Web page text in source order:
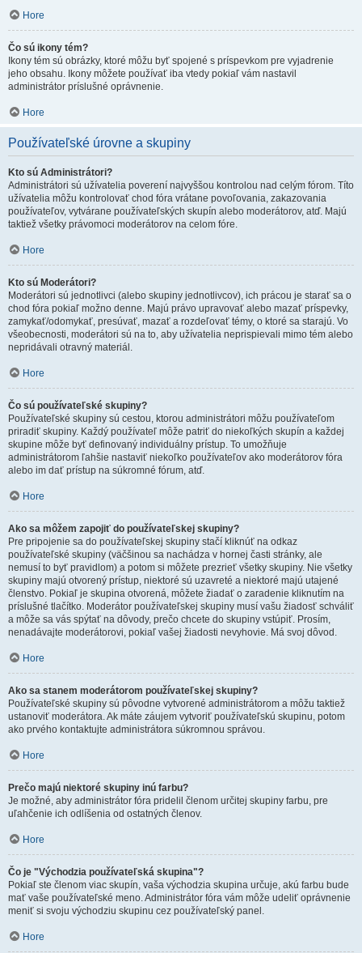
Hore
Čo sú ikony tém?
Ikony tém sú obrázky, ktoré môžu byť spojené s príspevkom pre vyjadrenie
jeho obsahu. Ikony môžete používať iba vtedy pokiaľ vám nastavil
administrátor príslušné oprávnenie.
Hore
Používateľské úrovne a skupiny
Kto sú Administrátori?
Administrátori sú užívatelia poverení najvyššou kontrolou nad celým fórom. Títo
užívatelia môžu kontrolovať chod fóra vrátane povoľovania, zakazovania
používateľov, vytvárane používateľských skupín alebo moderátorov, atď. Majú
taktiež všetky právomoci moderátorov na celom fóre.
Hore
Kto sú Moderátori?
Moderátori sú jednotlivci (alebo skupiny jednotlivcov), ich prácou je starať sa o
chod fóra pokiaľ možno denne. Majú právo upravovať alebo mazať príspevky,
zamykať/odomykať, presúvať, mazať a rozdeľovať témy, o ktoré sa starajú. Vo
všeobecnosti, moderátori sú na to, aby užívatelia neprispievali mimo tém alebo
nepridávali otravný materiál.
Hore
Čo sú používateľské skupiny?
Používateľské skupiny sú cestou, ktorou administrátori môžu používateľom
priradiť skupiny. Každý používateľ môže patriť do niekoľkých skupín a každej
skupine môže byť definovaný individuálny prístup. To umožňuje
administrátorom ľahšie nastaviť niekoľko používateľov ako moderátorov fóra
alebo im dať prístup na súkromné fórum, atď.
Hore
Ako sa môžem zapojiť do používateľskej skupiny?
Pre pripojenie sa do používateľskej skupiny stačí kliknúť na odkaz
používateľské skupiny (väčšinou sa nachádza v hornej časti stránky, ale
nemusí to byť pravidlom) a potom si môžete prezrieť všetky skupiny. Nie všetky
skupiny majú otvorený prístup, niektoré sú uzavreté a niektoré majú utajené
členstvo. Pokiaľ je skupina otvorená, môžete žiadať o zaradenie kliknutím na
príslušné tlačítko. Moderátor používateľskej skupiny musí vašu žiadosť schváliť
a môže sa vás spýtať na dôvody, prečo chcete do skupiny vstúpiť. Prosím,
nenadávajte moderátorovi, pokiaľ vašej žiadosti nevyhovie. Má svoj dôvod.
Hore
Ako sa stanem moderátorom používateľskej skupiny?
Používateľské skupiny sú pôvodne vytvorené administrátorom a môžu taktiež
ustanoviť moderátora. Ak máte záujem vytvoriť používateľskú skupinu, potom
ako prvého kontaktujte administrátora súkromnou správou.
Hore
Prečo majú niektoré skupiny inú farbu?
Je možné, aby administrátor fóra pridelil členom určitej skupiny farbu, pre
uľahčenie ich odlíšenia od ostatných členov.
Hore
Čo je "Východzia používateľská skupina"?
Pokiaľ ste členom viac skupín, vaša východzia skupina určuje, akú farbu bude
mať vaše používateľské meno. Administrátor fóra vám môže udeliť oprávnenie
meniť si svoju východziu skupinu cez používateľský panel.
Hore